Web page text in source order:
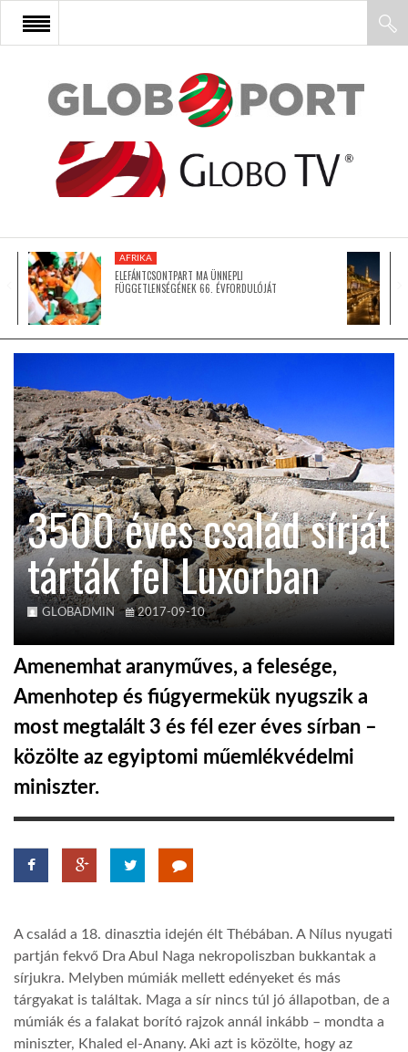
FŐOLDAL
AFRIKA
ÁZSIA
LATIN-AMERIKA
KÖZEL-KELET
AUSZTRÁLIA
A VILÁG ITTHON
GLOBOTV BP
HÍR3D
TROPICALMAGAZIN
AFRIKA TUDÁSTÁR
AFRIKA
ELEFÁNTCSONTPART MA ÜNNEPLI
FÜGGETLENSÉGÉNEK 66. ÉVFORDULÓJÁT
3500 éves család sírját
tárták fel Luxorban
GLOBADMIN 2017-09-10
Amenemhat aranyműves, a felesége,
Amenhotep és fiúgyermekük nyugszik a
most megtalált 3 és fél ezer éves sírban –
közölte az egyiptomi műemlékvédelmi
miniszter.
A család a 18. dinasztia idején élt Thébában. A Nílus nyugati
partján fekvő Dra Abul Naga nekropoliszban bukkantak a
sírjukra. Melyben múmiák mellett edényeket és más
tárgyakat is találtak. Maga a sír nincs túl jó állapotban, de a
múmiák és a falakat borító rajzok annál inkább – mondta a
miniszter, Khaled el-Anany. Aki azt is közölte, hogy az